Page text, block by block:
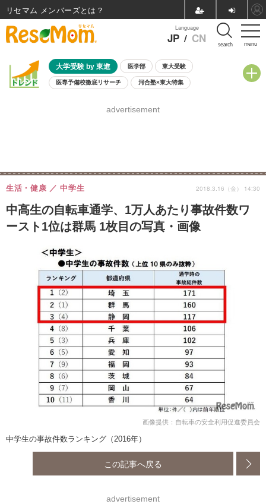
menu
Language
JP / CN search
大学受験 by 東進 医学部 東大受験
医専予備校徹底リサーチ 河合塾×東大特集
8月開催学校説明会・相談会
advertisement
中高生の自転車通学、1万人あたり事故件数ワ
ースト1位は群馬 1枚目の写真・画像
生活・健康 中学生 2018.3.16（金） 14:30
画像提供：自転車の安全利用促進委員会
中学生の事故件数ランキング（2016年）
この記事へ戻る
advertisement
リセマム メンバーズ